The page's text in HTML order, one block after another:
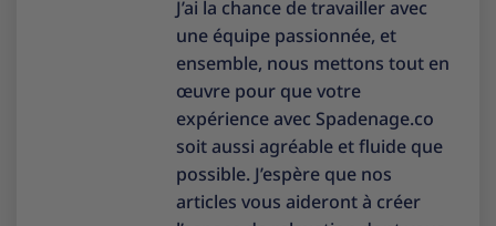
J’ai la chance de travailler avec
une équipe passionnée, et
ensemble, nous mettons tout en
œuvre pour que votre
expérience avec Spadenage.co
soit aussi agréable et fluide que
possible. J’espère que nos
articles vous aideront à créer